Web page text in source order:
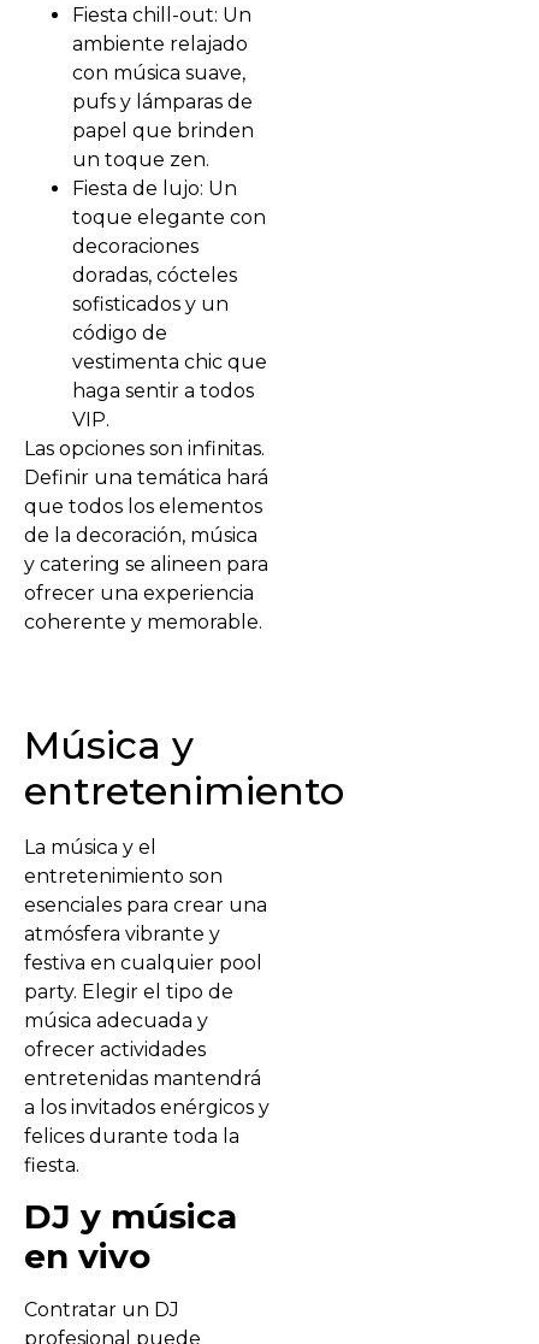
Fiesta chill-out: Un
ambiente relajado
con música suave,
pufs y lámparas de
papel que brinden
un toque zen.
Fiesta de lujo: Un
toque elegante con
decoraciones
doradas, cócteles
sofisticados y un
código de
vestimenta chic que
haga sentir a todos
VIP.
Las opciones son infinitas.
Definir una temática hará
que todos los elementos
de la decoración, música
y catering se alineen para
ofrecer una experiencia
coherente y memorable.
Música y
entretenimiento
La música y el
entretenimiento son
esenciales para crear una
atmósfera vibrante y
festiva en cualquier pool
party. Elegir el tipo de
música adecuada y
ofrecer actividades
entretenidas mantendrá
a los invitados enérgicos y
felices durante toda la
fiesta.
DJ y música
en vivo
Contratar un DJ
profesional puede